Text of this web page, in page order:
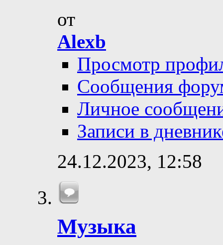
от
Alexb
Просмотр
Сообщения
Личное
Записи в
24.12.2023, 12:58
Музыка